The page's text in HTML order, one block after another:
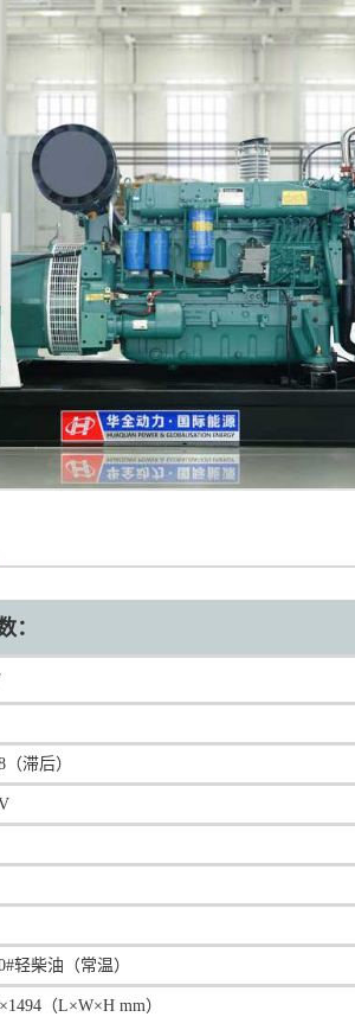
：
滞后）
轻柴油（常温）
（L×W×H mm）